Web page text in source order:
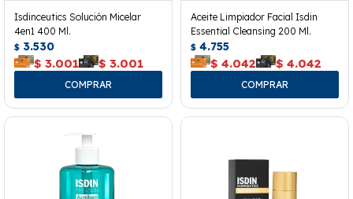
Isdinceutics Solución Micelar
4en1 400 Ml.
$ 3.530
$ 3.001 $ 3.001
Aceite Limpiador Facial Isdin
Essential Cleansing 200 Ml.
$ 4.755
$ 4.042 $ 4.042